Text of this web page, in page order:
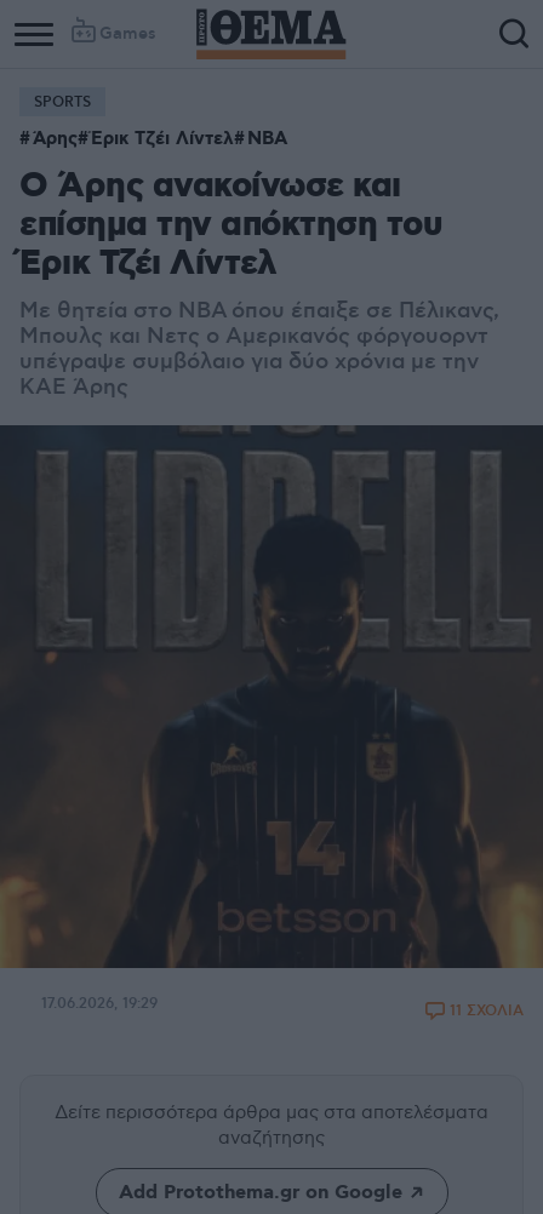
Games
SPORTS
Άρης Έρικ Τζέι Λίντελ NBA
Ο Άρης ανακοίνωσε και
επίσημα την απόκτηση του
Έρικ Τζέι Λίντελ
Με θητεία στο NBA όπου έπαιξε σε Πέλικανς,
Μπουλς και Νετς ο Αμερικανός φόργουορντ
υπέγραψε συμβόλαιο για δύο χρόνια με την
ΚΑΕ Άρης
17.06.2026, 19:29 11 ΣΧΟΛΙΑ
Δείτε περισσότερα άρθρα μας στα αποτελέσματα
αναζήτησης
Add Protothema.gr on Google